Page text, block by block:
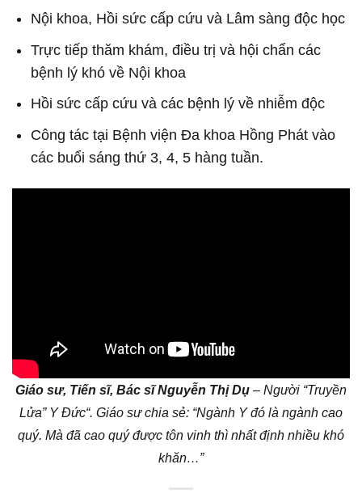
Nội khoa, Hồi sức cấp cứu và Lâm sàng độc học
Trực tiếp thăm khám, điều trị và hội chẩn các
bệnh lý khó về Nội khoa
Hồi sức cấp cứu và các bệnh lý về nhiễm độc
Công tác tại Bệnh viện Đa khoa Hồng Phát vào
các buổi sáng thứ 3, 4, 5 hàng tuần.
Giáo sư, Tiến sĩ, Bác sĩ Nguyễn Thị Dụ – Người “Truyền
Lửa” Y Đức“. Giáo sư chia sẻ: “Ngành Y đó là ngành cao
quý. Mà đã cao quý được tôn vinh thì nhất định nhiều khó
khăn…”